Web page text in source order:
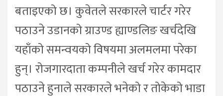
बताइएको छ। कुवेतले सरकारले चार्टर गरेर
पठाउने उडानको ग्राउण्ड ह्याण्डलिङ खर्चदेखि
यहाँको समन्वयको विषयमा अलमलमा परेका
हुन्। रोजगारदाता कम्पनीले खर्च गरेर कामदार
पठाउने हुनाले सरकारले भनेको र तोकेको भाडा